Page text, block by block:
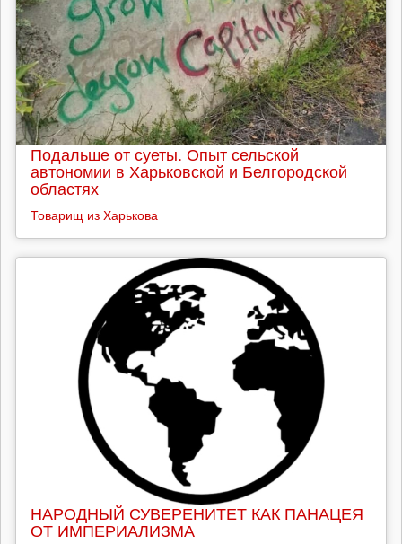
Подальше от суеты. Опыт сельской
автономии в Харьковской и Белгородской
областях
Товарищ из Харькова
НАРОДНЫЙ СУВЕРЕНИТЕТ КАК ПАНАЦЕЯ
ОТ ИМПЕРИАЛИЗМА